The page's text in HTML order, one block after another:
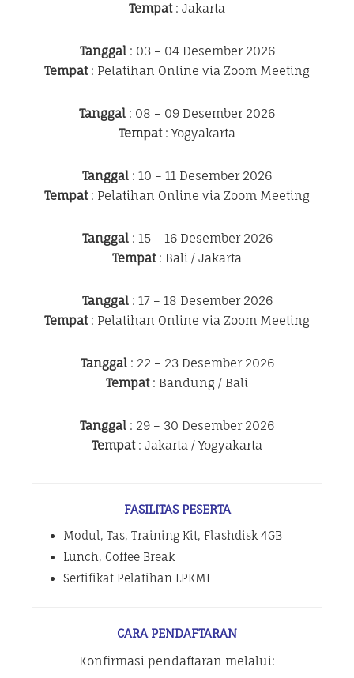
Tempat: Jakarta
Tanggal: 03 – 04 Desember 2026
Tempat: Pelatihan Online via Zoom Meeting
Tanggal : 08 – 09 Desember 2026
Tempat: Yogyakarta
Tanggal : 10 – 11 Desember 2026
Tempat: Pelatihan Online via Zoom Meeting
Tanggal: 15 – 16 Desember 2026
Tempat: Bali / Jakarta
Tanggal: 17 – 18 Desember 2026
Tempat: Pelatihan Online via Zoom Meeting
Tanggal: 22 – 23 Desember 2026
Tempat: Bandung / Bali
Tanggal : 29 – 30 Desember 2026
Tempat: Jakarta / Yogyakarta
FASILITAS PESERTA
Modul, Tas, Training Kit, Flashdisk 4GB
Lunch, Coffee Break
Sertifikat Pelatihan LPKMI
CARA PENDAFTARAN
Konfirmasi pendaftaran melalui: